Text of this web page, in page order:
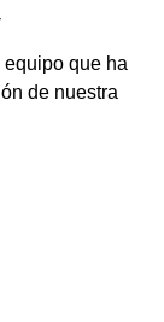
que ha
de nuestra